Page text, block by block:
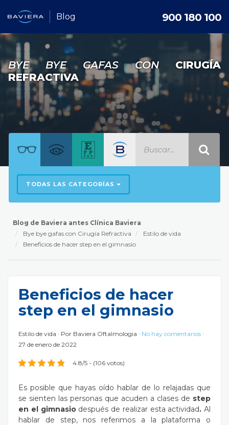
Blog 900 180 100
BYE BYE GAFAS CON CIRUGÍA
REFRACTIVA
TODAS LAS CATEGORÍAS
Blog de Baviera antes Clínica Baviera
Bye bye gafas con Cirugía Refractiva
Estilo de vida
Beneficios de hacer step en el gimnasio
Beneficios de hacer
step en el gimnasio
Estilo de vida Por Baviera Oftalmologia
No hay comentarios
27 de enero de 2022
4.8/5 - (106 votos)
Es posible que hayas oído hablar de lo relajadas que
se sienten las personas que acuden a clases de step
en el gimnasio después de realizar esta actividad. Al
hablar de step, nos referimos a la plataforma o